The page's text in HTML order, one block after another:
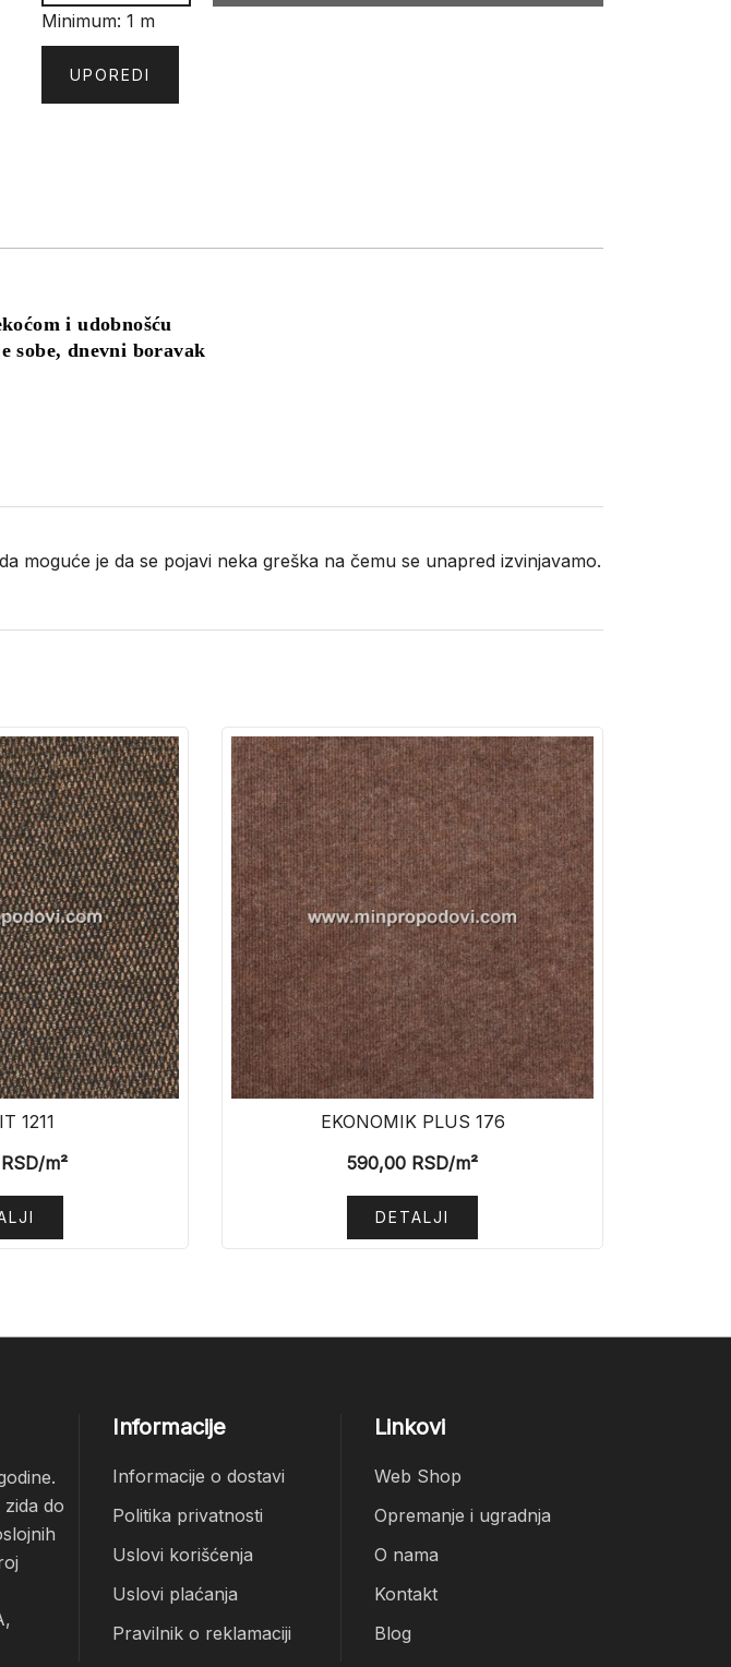
količina
Minimum: 1 m
UPOREDI
i udobnošću
sobe, dnevni boravak
je da se pojavi neka greška na čemu se unapred izvinjavamo.
1211
/m²
EKONOMIK PLUS 176
590,00 RSD/m²
DETALJI
do
Informacije
Informacije o dostavi
Politika privatnosti
Uslovi korišćenja
Uslovi plaćanja
Pravilnik o reklamaciji
Linkovi
Web Shop
Opremanje i ugradnja
O nama
Kontakt
Blog